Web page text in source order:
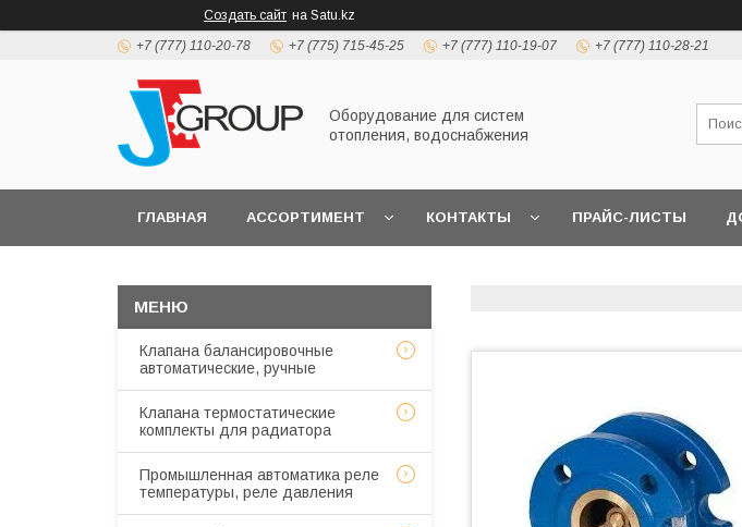
Создать сайт на Satu.kz
+7 (777) 110-20-78 +7 (775) 715-45-25 +7 (777) 110-19-07 +7 (777) 110-28-21
Оборудование для систем
отопления, водоснабжения
ГЛАВНАЯ АССОРТИМЕНТ КОНТАКТЫ ПРАЙС-ЛИСТЫ
Клапана балансировочные
автоматические, ручные
Клапана термостатические
комплекты для радиатора
Промышленная автоматика реле
температуры, реле давления